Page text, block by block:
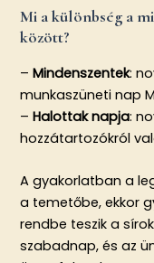
Mi a különbség a
között?
–Mindenszentek:
munkaszüneti nap
–Halottak napja:
hozzátartozókról
A gyakorlatban a
a temetőbe, ekkor
rendbe teszik a
szabadnap, és az